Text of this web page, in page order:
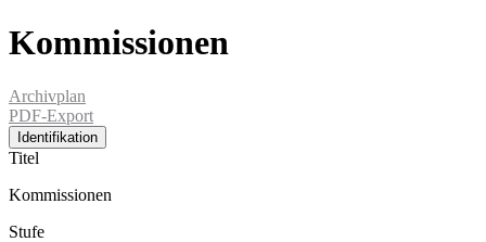
Kommissionen
Archivplan
PDF-Export
Identifikation
Titel
Kommissionen
Stufe